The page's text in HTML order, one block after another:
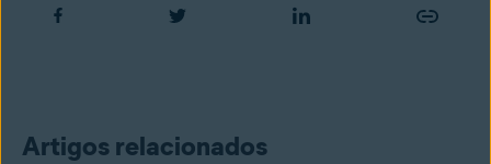
Artigos relacionados